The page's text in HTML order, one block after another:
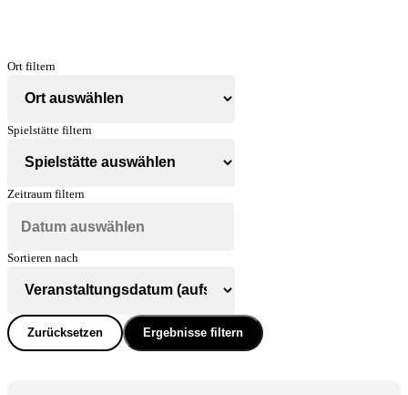
Ort filtern
Spielstätte filtern
Zeitraum filtern
Sortieren nach
Zurücksetzen Ergebnisse filtern